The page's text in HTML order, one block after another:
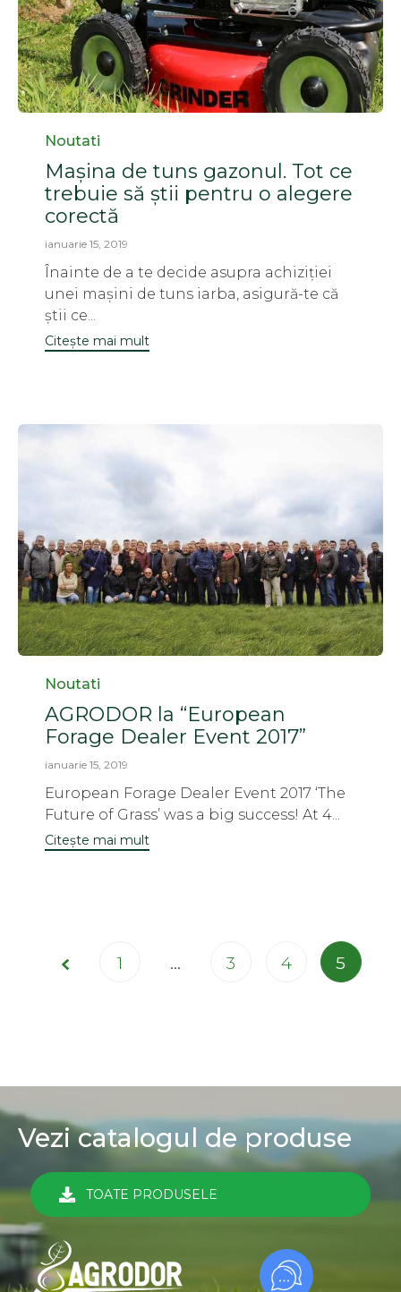
Category
Noutati
Mașina de tuns gazonul. Tot ce
trebuie să știi pentru o alegere
corectă
ianuarie 15, 2019
Înainte de a te decide asupra achiziției
unei mașini de tuns iarba, asigură-te că
știi ce...
Citește mai mult
Category
Noutati
AGRODOR la “European
Forage Dealer Event 2017”
ianuarie 15, 2019
European Forage Dealer Event 2017 ‘The
Future of Grass’ was a big success! At 4...
Citește mai mult
Page
Prev 1 … 3 4 5
Vezi catalogul de produse
TOATE PRODUSELE